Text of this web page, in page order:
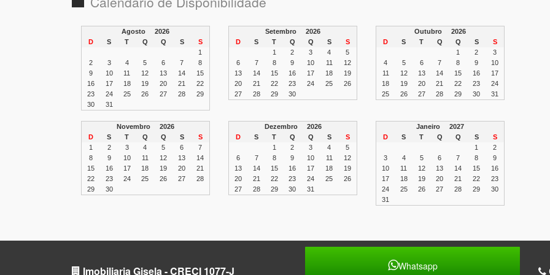
Agosto 2026
D
S T Q Q S
S
1
2
3 4 5 6 7
8
9
10 11 12 13 14
15
16
17 18 19 20 21
22
23
24 25 26 27 28
29
30
31
Setembro 2026
D
S T Q Q S
S
1
2 3 4
5
6
7 8 9 10 11
12
13
14 15 16 17 18
19
20
21 22 23 24 25
26
27
28 29 30
Outubro 2026
D
S T Q Q S
S
1
2
3
4
5 6 7 8 9
10
11
12 13 14 15 16
17
18
19 20 21 22 23
24
25
26 27 28 29 30 31
Novembro 2026
D
S T Q Q S
S
1
2 3 4 5 6
7
8
9 10 11 12 13
14
15
16 17 18 19 20
21
22
23 24 25 26 27
28
29
30
Dezembro 2026
D
S T Q Q S
S
1
2 3 4
5
6
7 8 9 10 11
12
13
14 15 16 17 18
19
20
21 22 23 24 25
26
27
28 29 30 31
Janeiro 2027
D
S T Q Q S
S
1
2
3
4 5 6 7 8
9
10
11 12 13 14 15
16
17
18 19 20 21 22
23
24
25 26 27 28 29
30
31
Imobiliaria Gisela - CRECI 1077-J Whatsapp